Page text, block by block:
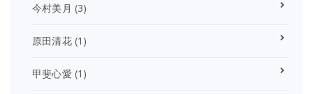
今村美月 (3)
原田清花(1)
甲斐心愛 (1)